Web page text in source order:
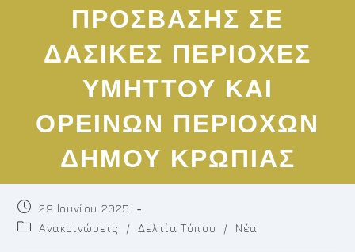
ΠΡΟΣΒΑΣΗΣ ΣΕ
ΔΑΣΙΚΕΣ ΠΕΡΙΟΧΕΣ
ΥΜΗΤΤΟΥ ΚΑΙ
ΟΡΕΙΝΩΝ ΠΕΡΙΟΧΩΝ
ΔΗΜΟΥ ΚΡΩΠΙΑΣ
Post
published:
29 Ιουνίου 2025
PostΑνακοινώσεις / Δελτία Τύπου / Νέα